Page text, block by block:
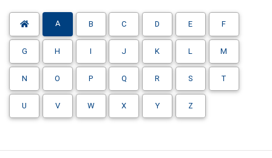
A B C D E F
G H I J K L M
N O P Q R S T
U V W X Y Z